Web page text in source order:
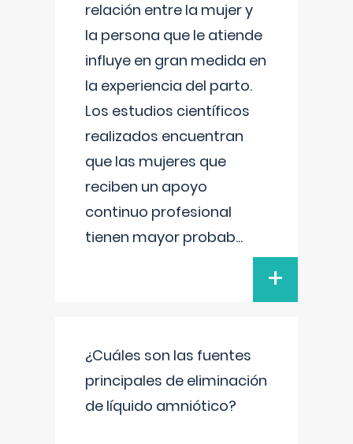
relación entre la mujer y
la persona que le atiende
influye en gran medida en
la experiencia del parto.
Los estudios científicos
realizados encuentran
que las mujeres que
reciben un apoyo
continuo profesional
tienen mayor probab...
+
¿Cuáles son las fuentes
principales de eliminación
de líquido amniótico?